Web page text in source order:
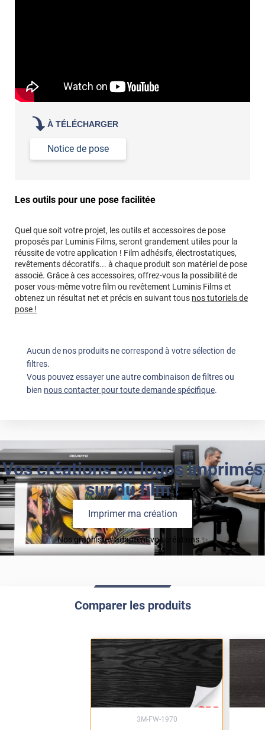
À TÉLÉCHARGER
Notice de pose
Les outils pour une pose facilitée
Quel que soit votre projet, les outils et accessoires de pose
proposés par Luminis Films, seront grandement utiles pour la
réussite de votre application ! Film adhésifs, électrostatiques,
revêtements décoratifs... à chaque produit son matériel de pose
associé. Grâce à ces accessoires, offrez-vous la possibilité de
poser vous-même votre film ou revêtement Luminis Films et
obtenez un résultat net et précis en suivant tous nos tutoriels de
pose !
Aucun de nos produits ne correspond à votre sélection de
filtres.
Vous pouvez essayer une autre combinaison de filtres ou
bien nous contacter pour toute demande spécifique.
Vos créations ou logos imprimés
sur du film !
Imprimer ma création
Nos graphistes adaptent vos créations ✨
Comparer les produits
3M-FW-1970